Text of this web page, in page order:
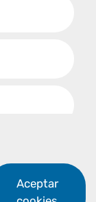
Aceptar